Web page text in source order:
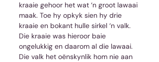
kraaie gehoor het wat ‘n groot lawaai
maak. Toe hy opkyk sien hy drie
kraaie en bokant hulle sirkel ‘n valk.
Die kraaie was hieroor baie
ongelukkig en daarom al die lawaai.
Die valk het oënskynlik hom nie aan